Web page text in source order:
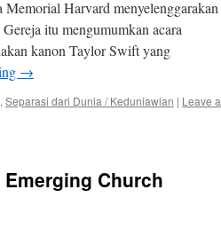
Harvard menyelenggarakan
itu mengumumkan acara
kanon Taylor Swift yang
→
, Separasi dari Dunia / Keduniawian | Leave a
Church